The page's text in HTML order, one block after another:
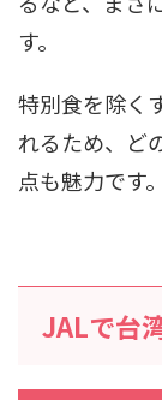
す。
特別食を除く
れるため、ど
点も魅力です。
JALで台